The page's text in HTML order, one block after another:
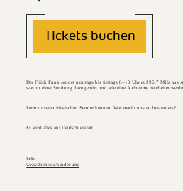
Tickets buchen
Der Friisk Funk sendet montags bis freitags 8–10 Uhr auf 96,7 MHz aus
was zu einer Sendung dazugehört und wie eine Aufnahme bearbeitet
Lernt unseren friesischen Sender kennen. Was macht uns so besonders?
Es wird alles auf Deutsch erklärt.
Info:
www.foehr.de/kinder-uni